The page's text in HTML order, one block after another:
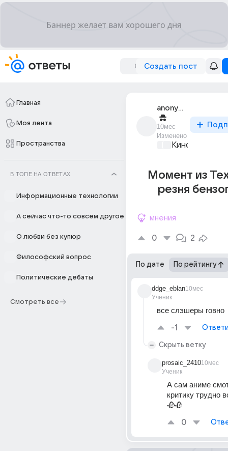
Создать пост
Главная
Моя лента
Пространства
В ТОПЕ НА ОТВЕТАХ
Информационные технологии
А сейчас что-то совсем другое
О любви без купюр
Философский вопрос
Политические дебаты
Смотреть все
anonymous
10мес
Изменено
Киномания
Момент из
резня
мнения
0 2
По дате По рейтингу
ddge_eblan
Ученик
10мес
все слэшеры говно
-1
Скрыть ветку
prosaic_2410
Ученик
10мес
А сам аниме
критику трудно
🥀🥀
0